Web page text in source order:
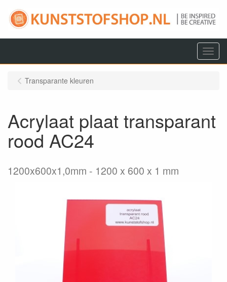
Menu
Transparante kleuren
Acrylaat plaat transparant
rood AC24
1200x600x1,0mm 1200 x 600 x 1 mm